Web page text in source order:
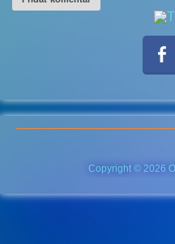
Copyright © 2026